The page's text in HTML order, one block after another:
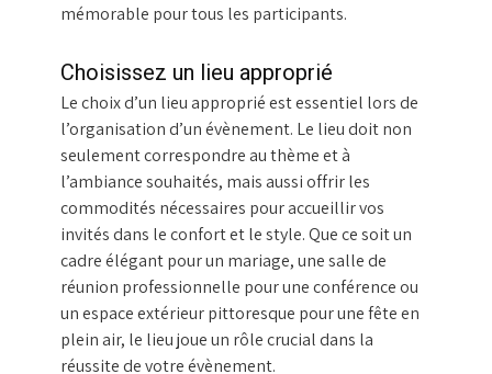
mémorable pour tous les participants.
Choisissez un lieu approprié
Le choix d’un lieu approprié est essentiel lors de
l’organisation d’un évènement. Le lieu doit non
seulement correspondre au thème et à
l’ambiance souhaités, mais aussi offrir les
commodités nécessaires pour accueillir vos
invités dans le confort et le style. Que ce soit un
cadre élégant pour un mariage, une salle de
réunion professionnelle pour une conférence ou
un espace extérieur pittoresque pour une fête en
plein air, le lieu joue un rôle crucial dans la
réussite de votre évènement.